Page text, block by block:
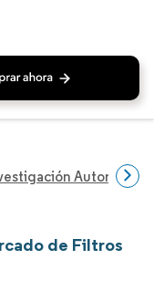
Automotriz
de Filtros